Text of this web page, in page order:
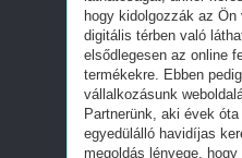
hogy kidolgozzák az
digitális térben való
elsődlegesen az online
termékekre. Ebben
vállalkozásunk
Partnerünk, aki évek
egyedülálló havidíjas
megoldás lényege,